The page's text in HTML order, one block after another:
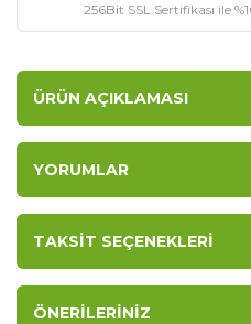
256Bit SSL Sertifikası ile
ÜRÜN AÇIKLAMASI
YORUMLAR
TAKSIT SEÇENEKLERI
ÖNERILERINIZ